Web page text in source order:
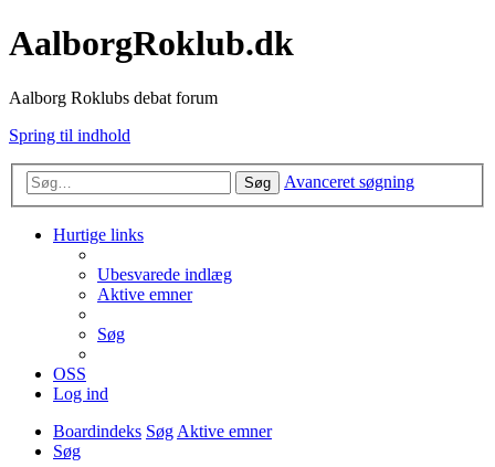
AalborgRoklub.dk
Aalborg Roklubs debat forum
Spring til indhold
Søg Avanceret søgning
Hurtige links
Ubesvarede indlæg
Aktive emner
Søg
OSS
Log ind
Boardindeks SøgAktive emner
Søg